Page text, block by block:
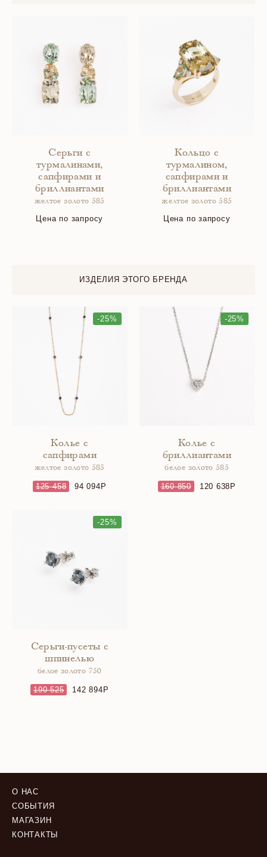
Серьги с
турмалинами,
сапфирами и
бриллиантами
желтое золото 585
Цена по запросу
Кольцо с
турмалином,
сапфирами и
бриллиантами
желтое золото 585
Цена по запросу
ИЗДЕЛИЯ ЭТОГО БРЕНДА
-25%
Колье с
сапфирами
желтое золото 585
125 458 94 094
-25%
Колье с
бриллиантами
белое золото 585
160 850 120 638
-25%
Серьги-пусеты с
шпинелью
белое золото 750
190 525 142 894
О НАС
СОБЫТИЯ
МАГАЗИН
КОНТАКТЫ